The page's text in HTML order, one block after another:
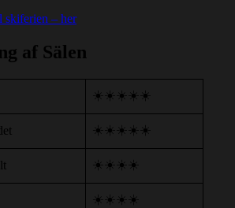
skiferien – her
af Sälen
☀️☀️☀️☀️☀️
☀️☀️☀️☀️☀️
☀️☀️☀️☀️
☀️☀️☀️☀️